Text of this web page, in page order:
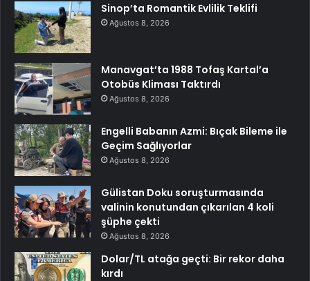
Sinop’ta Romantik Evlilik Teklifi
Ağustos 8, 2026
Manavgat’ta 1988 Tofaş Kartal’a
Otobüs Kliması Taktırdı
Ağustos 8, 2026
Engelli Babanın Azmi: Bıçak Bileme ile
Geçim Sağlıyorlar
Ağustos 8, 2026
Gülistan Doku soruşturmasında
valinin konutundan çıkarılan 4 koli
şüphe çekti
Ağustos 8, 2026
Dolar/TL atağa geçti: Bir rekor daha
kırdı